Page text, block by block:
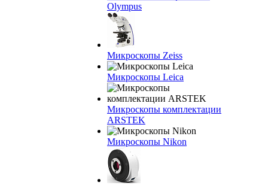
Olympus
Микроскопы Zeiss
Микроскопы Leica
Микроскопы комплектации
ARSTEK
Микроскопы Nikon